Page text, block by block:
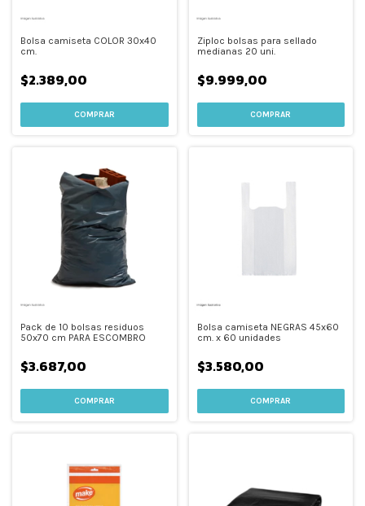
Bolsa camiseta COLOR 30x40
cm.
$2.389,00
Ziploc bolsas para sellado
medianas 20 uni.
$9.999,00
Pack de 10 bolsas residuos
50x70 cm PARA ESCOMBRO
$3.687,00
Bolsa camiseta NEGRAS 45x60
cm. x 60 unidades
$3.580,00